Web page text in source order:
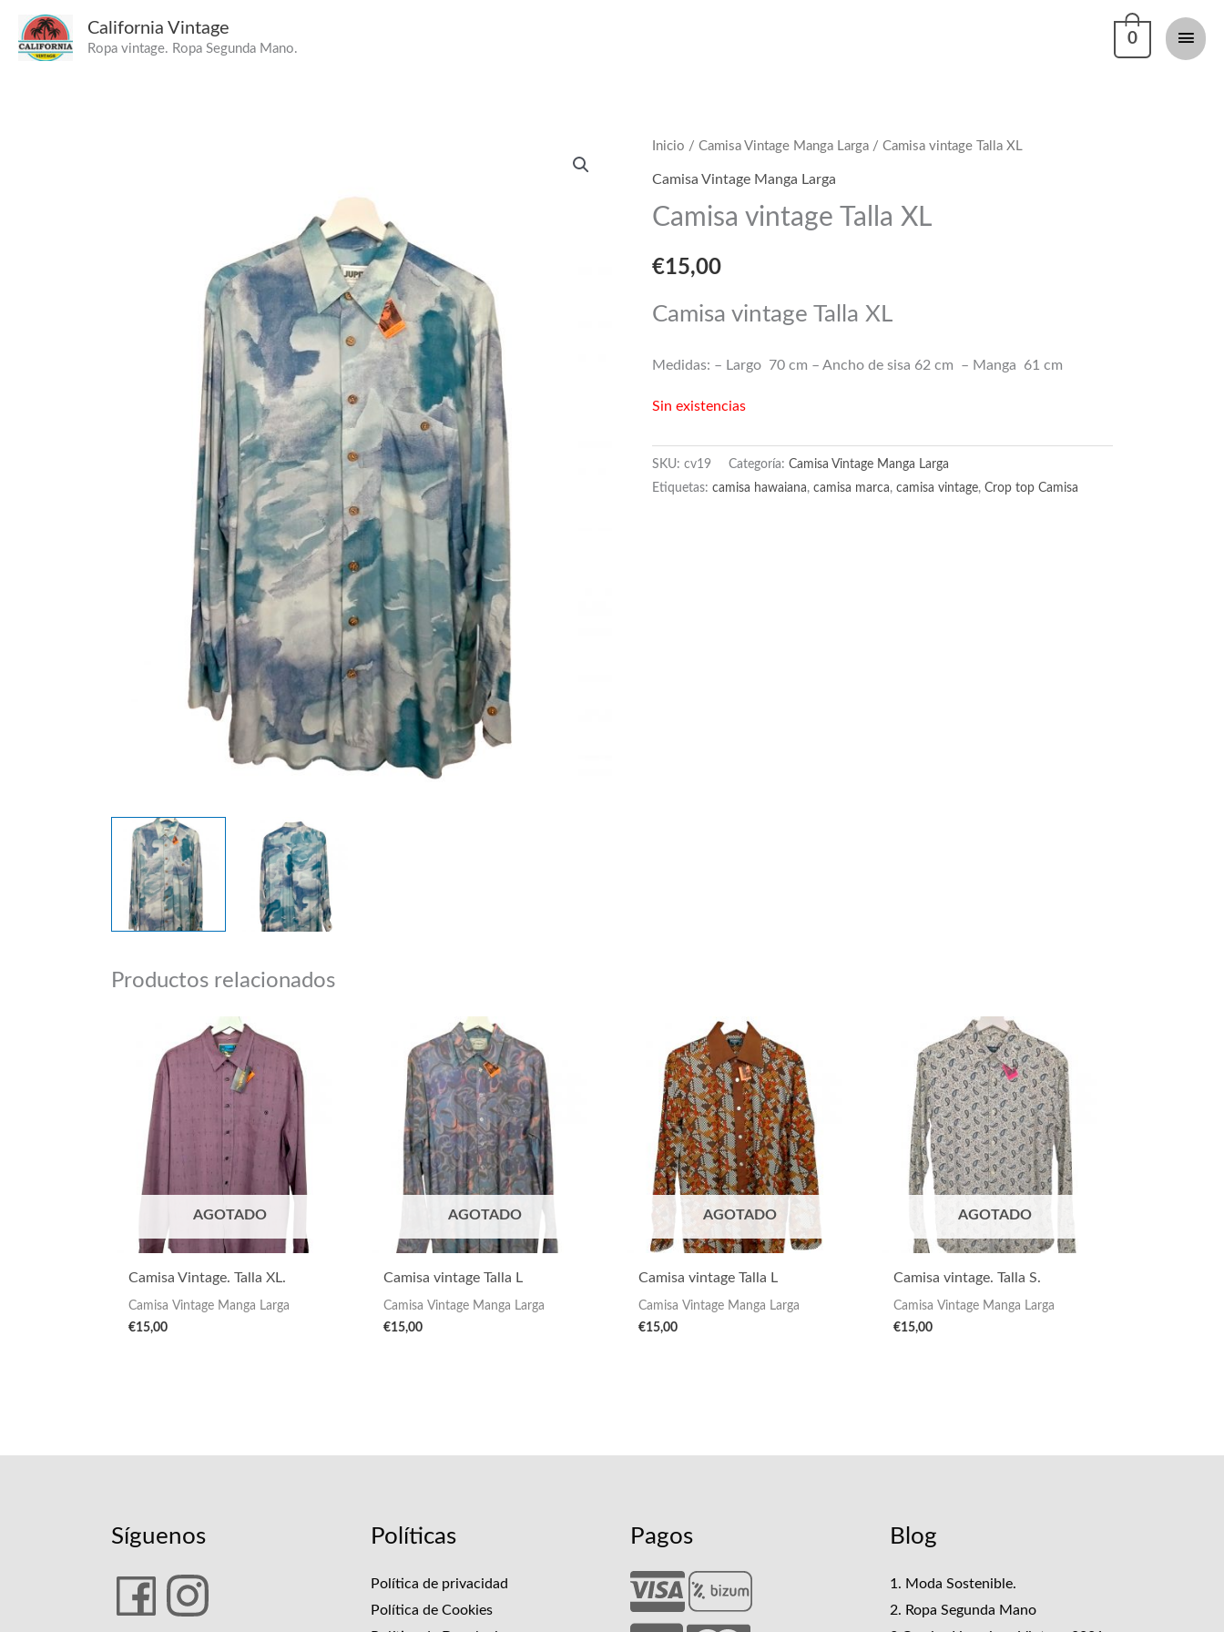
contenido
California Vintage
Ropa vintage. Ropa Segunda Mano.
0
Inicio / Camisa Vintage Manga Larga / Camisa vintage Talla XL
Camisa Vintage Manga Larga
Camisa vintage Talla XL
€15,00
Camisa vintage Talla XL
Medidas: – Largo 70 cm – Ancho de sisa 62 cm – Manga 61 cm
Sin existencias
SKU: cv19 Categoría: Camisa Vintage Manga Larga
Etiquetas: camisa hawaiana, camisa marca, camisa vintage, Crop top Camisa
Productos relacionados
AGOTADO
Camisa Vintage. Talla XL.
Camisa Vintage Manga Larga
€15,00
AGOTADO
Camisa vintage Talla L
Camisa Vintage Manga Larga
€15,00
AGOTADO
Camisa vintage Talla L
Camisa Vintage Manga Larga
€15,00
AGOTADO
Camisa vintage. Talla S.
Camisa Vintage Manga Larga
€15,00
Síguenos Políticas
Política de privacidad
Política de Cookies
Pagos Blog
1. Moda Sostenible.
2. Ropa Segunda Mano